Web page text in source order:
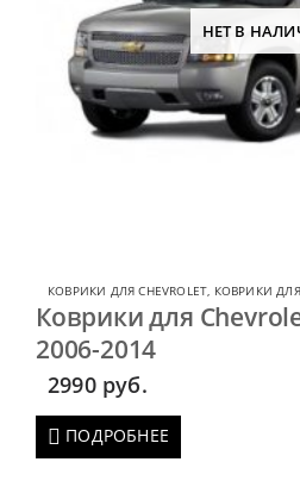
НЕТ В
КОВРИКИ ДЛЯ CHEVROLET, КОВРИКИ ДЛЯ
Коврики для
2006-2014
2990 руб.
ПОДРОБНЕЕ